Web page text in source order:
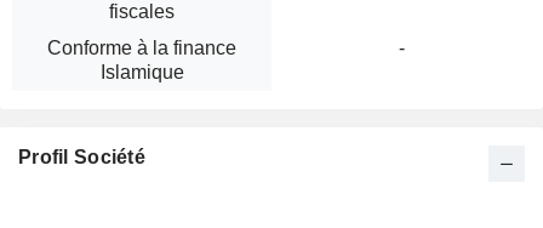
fiscales
Conforme à la finance
Islamique
-
Profil Société